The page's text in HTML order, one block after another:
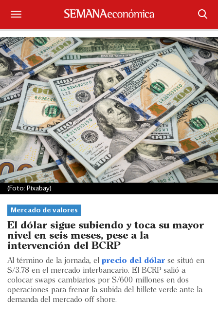
Suscríbase
Iniciar sesión
Portada
¿Qué está pasando?
Sectores y Empresas
Management
Economía y Finanzas
Legal y Política
Eventos
Blogs
Ranking CEO
Edición Impresa
Mercado de valores
El dólar sigue subiendo y toca su mayor
nivel en seis meses, pese a la
intervención del BCRP
Al término de la jornada, el precio del dólar se situó en
S/3.78 en el mercado interbancario. El BCRP salió a
colocar swaps cambiarios por S/600 millones en dos
operaciones para frenar la subida del billete verde ante la
demanda del mercado off shore.
(Foto: Pixabay)